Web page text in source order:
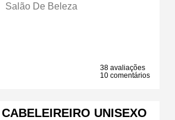
Salão De Beleza
38 avaliações
10 comentários
UNISEXO